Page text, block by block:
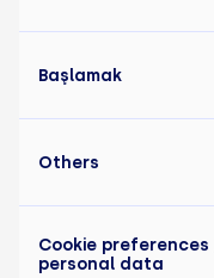
Başlamak
Others
Cookie preferences
personal data